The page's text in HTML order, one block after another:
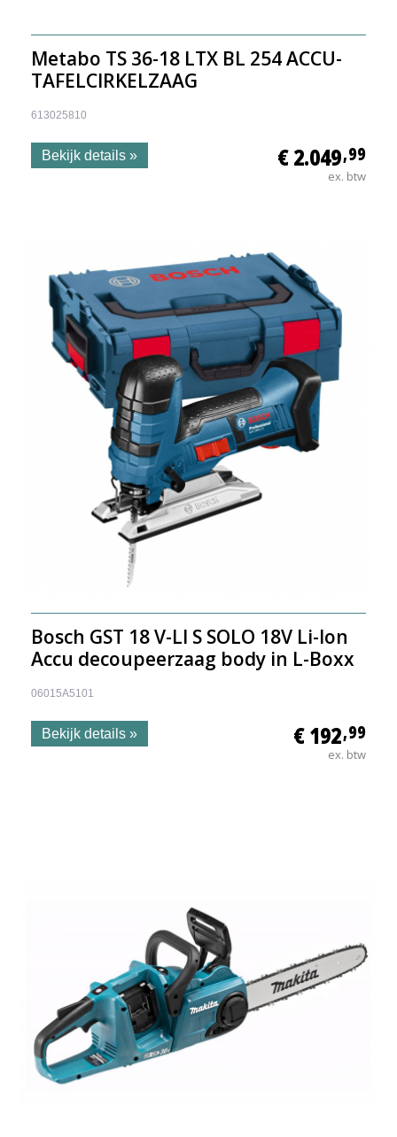
Metabo TS 36-18 LTX BL 254 ACCU-
TAFELCIRKELZAAG
613025810
€ 2.049,99
ex. btw
Bekijk details »
Bosch GST 18 V-LI S SOLO 18V Li-Ion
Accu decoupeerzaag body in L-Boxx
06015A5101
€ 192,99
ex. btw
Bekijk details »